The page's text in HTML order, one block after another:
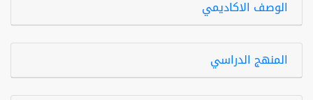
الوصف الاكاديمي
المنهج الدراسي